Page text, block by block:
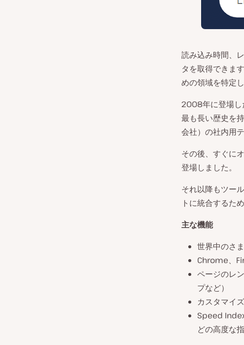
読み込み時間、
タを取得できま
めの領域を特定
2008年に登場し
最も長い歴史を
会社）の社内用
その後、すぐに
登場しました。
それ以降もツー
トに統合するた
主な機能
世界中のさ
Chrome、
ページのレ
プなど）
カスタマイ
Speed Index
どの高度な